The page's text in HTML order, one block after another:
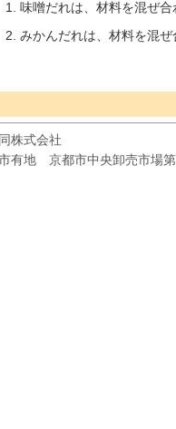
味噌だれは、材料を混ぜ
みかんだれは、材料を混ぜ
式会社
有地 京都市中央卸売市